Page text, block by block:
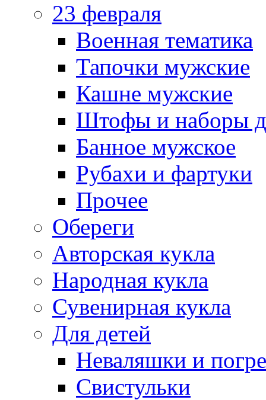
23 февраля
Военная тематика
Тапочки мужские
Кашне мужские
Штофы и наборы
Банное мужское
Рубахи и фартуки
Прочее
Обереги
Авторская кукла
Народная кукла
Сувенирная кукла
Для детей
Неваляшки и
Свистульки